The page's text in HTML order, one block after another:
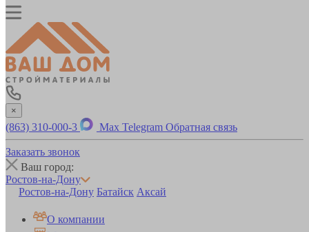
×
(863) 310-000-3 Max Telegram Обратная связь
Заказать звонок
Ваш город:
Ростов-на-Дону
Ростов-на-Дону Батайск Аксай
О компании